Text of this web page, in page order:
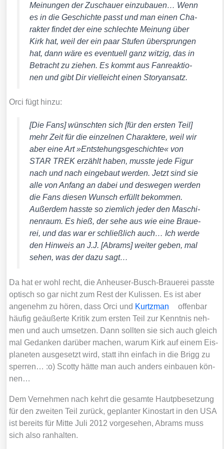
Mei­nun­gen der Zuschau­er ein­zu­bau­en… Wenn
es in die Geschich­te passt und man einen Cha­
rak­ter fin­det der eine schlech­te Mei­nung über
Kirk hat, weil der ein paar Stu­fen über­sprun­gen
hat, dann wäre es even­tu­ell ganz wit­zig, das in
Betracht zu zie­hen. Es kommt aus Fan­re­ak­tio­
nen und gibt Dir viel­leicht einen Story­an­satz.
Orci fügt hin­zu:
[Die Fans] wünsch­ten sich [für den ers­ten Teil]
mehr Zeit für die ein­zel­nen Cha­rak­te­re, weil wir
aber eine Art »Ent­ste­hungs­ge­schich­te« von
STAR TREK erzählt haben, muss­te jede Figur
nach und nach ein­ge­baut wer­den. Jetzt sind sie
alle von Anfang an dabei und des­we­gen wer­den
die Fans die­sen Wunsch erfüllt bekom­men.
Außer­dem hass­te so ziem­lich jeder den Maschi­
nen­raum. Es hieß, der sehe aus wie eine Braue­
rei, und das war er schließ­lich auch… Ich wer­de
den Hin­weis an J.J. [Abrams] wei­ter geben, mal
sehen, was der dazu sagt…
Da hat er wohl recht, die Anheu­ser-Busch-Braue­rei pass­te
optisch so gar nicht zum Rest der Kulis­sen. Es ist aber
ange­nehm zu hören, dass Orci und Kurtzman
offen­bar
häu­fig geäu­ßer­te Kri­tik zum ers­ten Teil zur Kennt­nis neh­
men und auch umset­zen. Dann soll­ten sie sich auch gleich
mal Gedan­ken dar­über machen, war­um Kirk auf einem Eis­
pla­ne­ten aus­ge­setzt wird, statt ihn ein­fach in die Brigg zu
sper­ren… :o) Scot­ty hät­te man auch anders ein­bau­en kön­
nen…
Dem Ver­neh­men nach kehrt die gesam­te Hautpbe­set­zung
für den zwei­ten Teil zurück, geplan­ter Kino­start in den USA
ist bereits für Mit­te Juli 2012 vor­ge­se­hen, Abrams muss
sich also ran­hal­ten.